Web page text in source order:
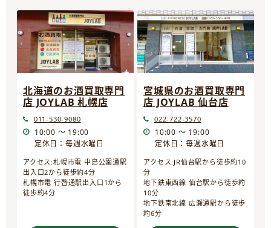
北海道のお酒買取専門
店 JOYLAB 札幌店
011-530-9080
10:00 ～ 19:00
定休日：毎週水曜日
アクセス:札幌市電 中島公園通駅
出入口2から徒歩約4分
札幌市電 行啓通駅出入口1から
徒歩約4分
宮城県のお酒買取専門
店 JOYLAB 仙台店
022-722-3570
10:00 ～ 19:00
定休日：毎週水曜日
アクセス:JR仙台駅から徒歩約10
分
地下鉄東西線 仙台駅から徒歩約
10分
地下鉄南北線 広瀬通駅から徒歩
約6分